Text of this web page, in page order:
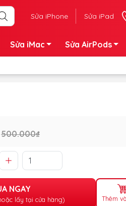
Sửa iPhone Sửa iPad
Sửa iMac Sửa AirPods
500.000₫
NGAY
lấy tại cửa hàng) Thêm